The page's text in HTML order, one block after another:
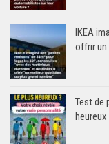
IKEA
offrir un
Test de